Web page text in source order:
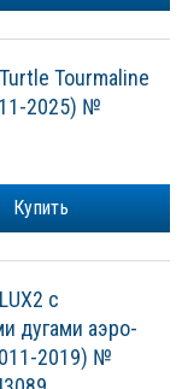
Tourmaline
2025) №
Купить
с
дугами аэро-
2019) №